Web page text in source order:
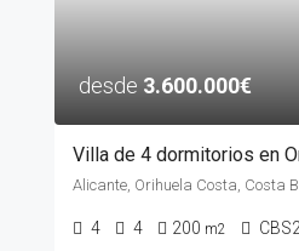
desde 3.600.000€
Alicante, Orihuela Costa, Costa
4 4 200 m2